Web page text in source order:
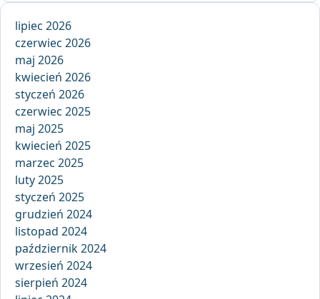
lipiec 2026
czerwiec 2026
maj 2026
kwiecień 2026
styczeń 2026
czerwiec 2025
maj 2025
kwiecień 2025
marzec 2025
luty 2025
styczeń 2025
grudzień 2024
listopad 2024
październik 2024
wrzesień 2024
sierpień 2024